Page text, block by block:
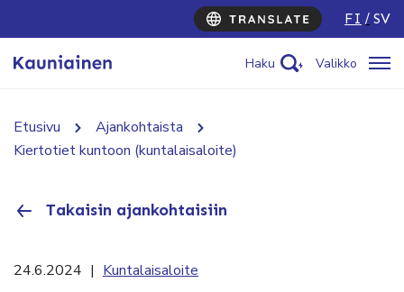
FI SV
Haku Valikko
Etusivu
Ajankohtaista
Kiertotiet kuntoon (kuntalaisaloite)
Takaisin ajankohtaisiin
24.6.2024 | Kuntalaisaloite